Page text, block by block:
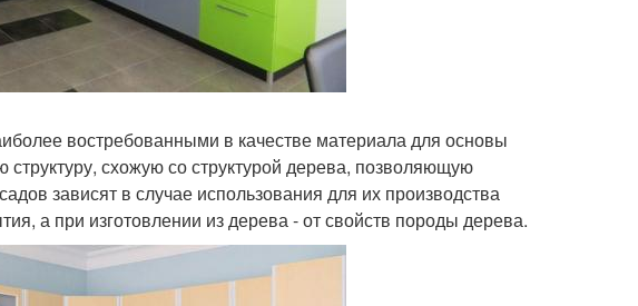
востребованными в качестве материала для основы
схожую со структурой дерева, позволяющую
зависят в случае использования для их производства
а при изготовлении из дерева - от свойств породы дерева.